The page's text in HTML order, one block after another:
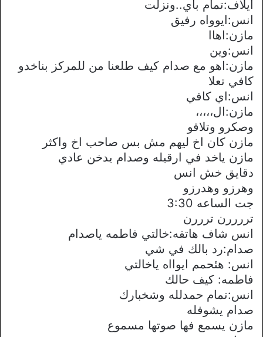
ايلاف:تمام باي..ونزلت
انس:ايوواه رفيق
مازن:اهاا
انس:وين
مازن:اهو مع صدام كيف طلعنا من للمركز بناخدو
كافي تعلا
انس:اي كافي
مازن:ال،،،،،
وصكرو وتلاقو
مازن كان اخ ليهم مش بس صاحب اخ واكثر
مازن ياخد في ارقيله وصدام يدخن عادي
دقايق خش انس
وهرزو وهدرزو
جت الساعه 3:30
تررررن ترررن
انس شاف هاتفه:خالتي فاطمه ياصدام
صدام:رد بالك في شي
انس: هئحمم ايوااه ياخالتي
فاطمه: كيف حالك
انس:تمام حمدلله وشخبارك
صدام يشوفله
مازن يسمع فها صوتها مسموع